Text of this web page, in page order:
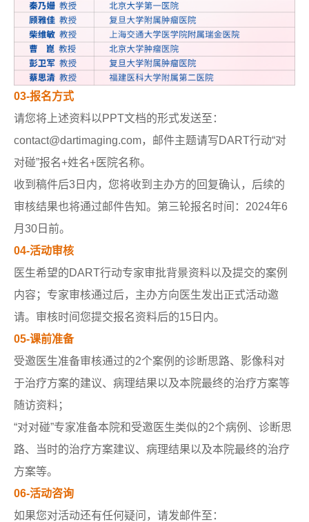
03-报名方式
请您将上述资料以PPT文档的形式发送至：
contact@dartimaging.com，邮件主题请写DART行动“对
对碰”报名+姓名+医院名称。
收到稿件后3日内，您将收到主办方的回复确认，后续的
审核结果也将通过邮件告知。第三轮报名时间：2024年6
月30日前。
04-活动审核
医生希望的DART行动专家审批背景资料以及提交的案例
内容；专家审核通过后，主办方向医生发出正式活动邀
请。审核时间您提交报名资料后的15日内。
05-课前准备
受邀医生准备审核通过的2个案例的诊断思路、影像科对
于治疗方案的建议、病理结果以及本院最终的治疗方案等
随访资料；
“对对碰”专家准备本院和受邀医生类似的2个病例、诊断思
路、当时的治疗方案建议、病理结果以及本院最终的治疗
方案等。
06-活动咨询
如果您对活动还有任何疑问，请发邮件至：